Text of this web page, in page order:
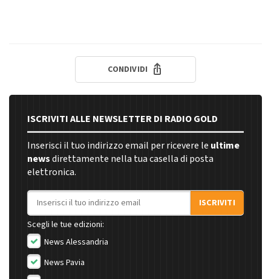
CONDIVIDI
ISCRIVITI ALLE NEWSLETTER DI RADIO GOLD
Inserisci il tuo indirizzo email per ricevere le ultime
newsdirettamente nella tua casella di posta
elettronica.
Indirizzo email
ISCRIVITI
Scegli le tue edizioni:
News Alessandria
News Pavia